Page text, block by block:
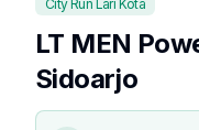
City Run Lari Kota
LT MEN
Sidoarjo